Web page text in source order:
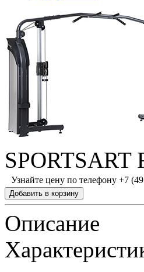
SPORTSART
Узнайте цену по телефону +7
Описание